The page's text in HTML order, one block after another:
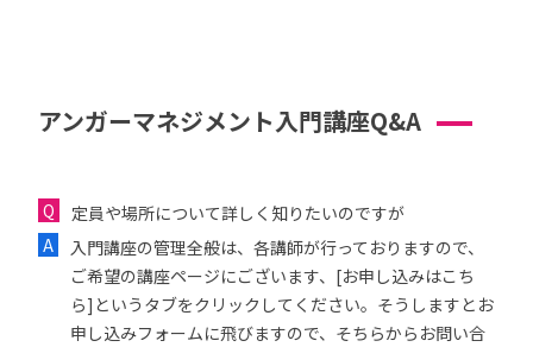
アンガーマネジメント入門講座Q&A
定員や場所について詳しく知りたいのですが
入門講座の管理全般は、各講師が行っておりますので、
ご希望の講座ページにございます、[お申し込みはこち
ら]というタブをクリックしてください。そうしますとお
申し込みフォームに飛びますので、そちらからお問い合